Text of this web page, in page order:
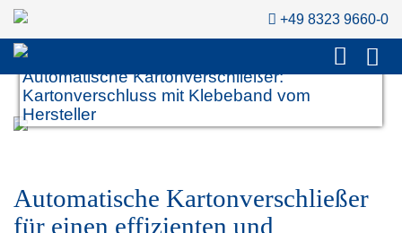
+49 8323 9660-0
Automatische Kartonverschließer:
Kartonverschluss mit Klebeband vom
Hersteller
Automatische Kartonverschließer
für einen effizienten und